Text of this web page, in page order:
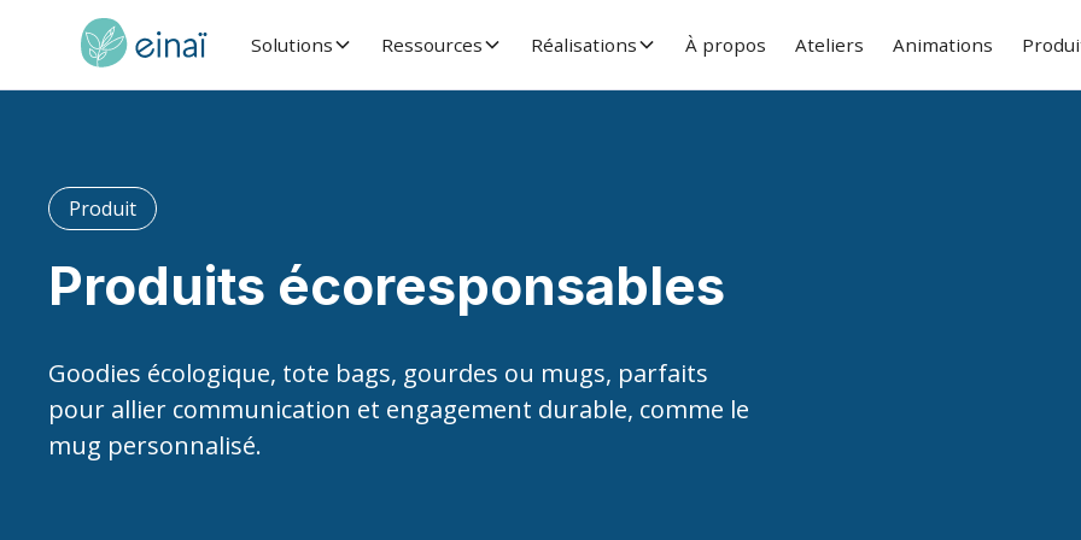
Solutions Ressources Réalisations À propos Ateliers Animations
Produit
Produits écoresponsables
Goodies écologique, tote bags, gourdes ou mugs, parfaits
pour allier communication et engagement durable, comme le
mug personnalisé.